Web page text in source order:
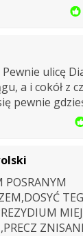
ulicę
a i cokół z
pewnie
POSRANYM